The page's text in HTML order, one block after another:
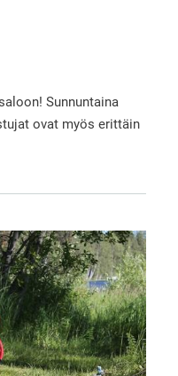
Sunnuntaina
ovat myös erittäin